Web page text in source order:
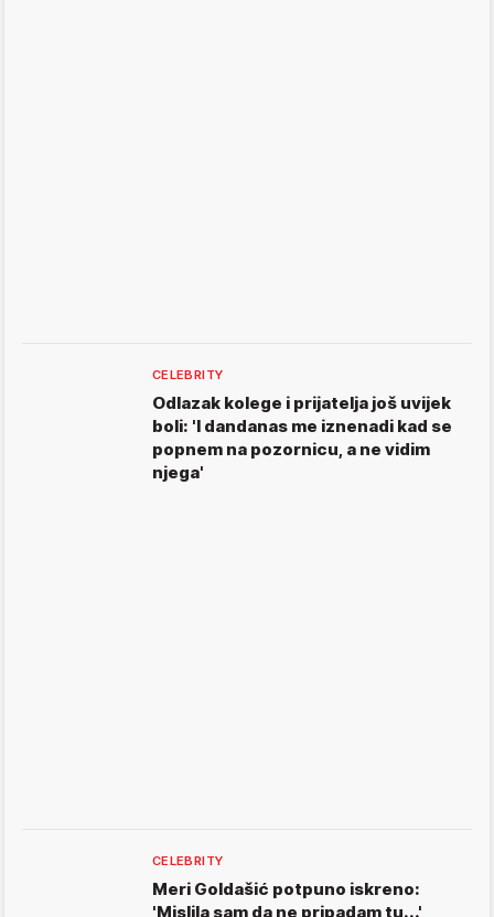
CELEBRITY
Odlazak kolege i prijatelja još uvijek
boli: 'I dandanas me iznenadi kad se
popnem na pozornicu, a ne vidim
njega'
CELEBRITY
Meri Goldašić potpuno iskreno:
'Mislila sam da ne pripadam tu...'